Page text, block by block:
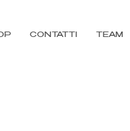
CONTATTI TEAM